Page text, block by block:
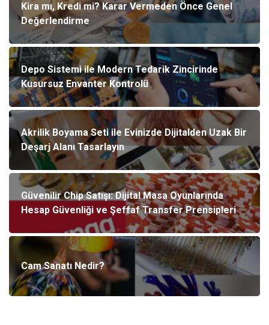
Kira mı, Kredi mi? Karar Vermeden Önce Genel
Değerlendirme
Depo Sistemi ile Modern Tedarik Zincirinde
Kusursuz Envanter Kontrolü
Akrilik Boyama Seti ile Evinizde Dijitalden Uzak Bir
Deşarj Alanı Tasarlayın
Güvenilir Chip Satışı: Dijital Masa Oyunlarında
Hesap Güvenliği ve Şeffaf Transfer Prensipleri
Cam Sanatı Nedir?